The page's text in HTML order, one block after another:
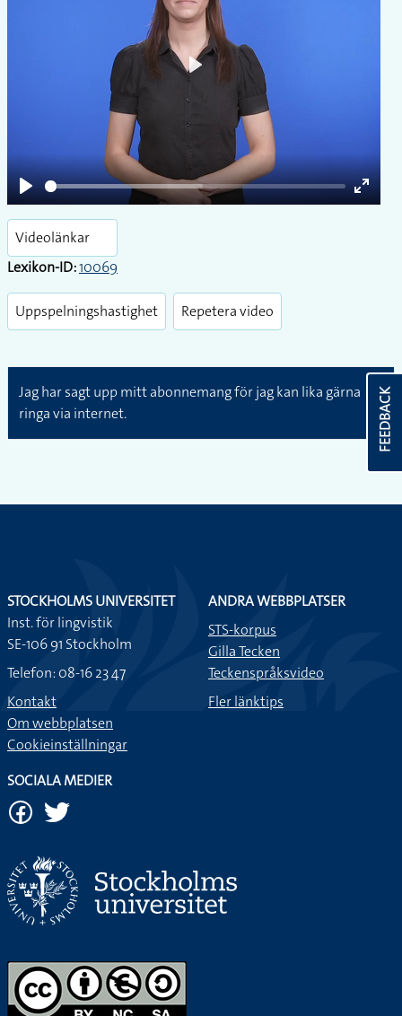
Play
Enter
Videolänkar
Lexikon-ID:10069
Uppspelningshastighet Repetera video
Jag har sagt upp mitt abonnemang för jag kan lika gärna
ringa via internet.
FEEDBACK
STOCKHOLMS UNIVERSITET
Inst. för lingvistik
SE-106 91 Stockholm
Telefon: 08-16 23 47
Kontakt
Om webbplatsen
Cookieinställningar
ANDRA WEBBPLATSER
STS-korpus
Gilla Tecken
Teckenspråksvideo
Fler länktips
SOCIALA MEDIER